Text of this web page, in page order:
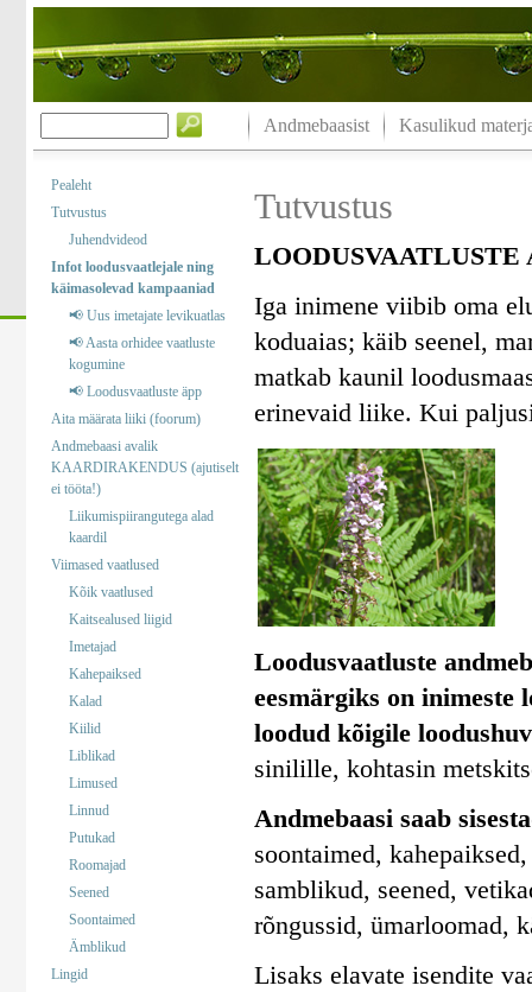
Andmebaasist Kasulikud
Pealeht
Tutvustus
Juhendvideod
Infot loodusvaatlejale ning
käimasolevad kampaaniad
📢 Uus imetajate levikuatlas
📢 Aasta orhidee vaatluste
kogumine
📢 Loodusvaatluste äpp
Aita määrata liiki (foorum)
Andmebaasi avalik
KAARDIRAKENDUS (ajutiselt
ei tööta!)
Liikumispiirangutega alad
kaardil
Viimased vaatlused
Kõik vaatlused
Kaitsealused liigid
Imetajad
Kahepaiksed
Kalad
Kiilid
Liblikad
Limused
Linnud
Putukad
Roomajad
Seened
Soontaimed
Ämblikud
Lingid
Tutvustus
LOODUSVAATLUSTE
Iga inimene viibib oma
koduaias; käib seenel,
matkab kaunil
erinevaid liike. Kui
Loodusvaatluste
eesmärgiks on inimeste
loodud kõigile
sinilille, kohtasin
Andmebaasi saab
soontaimed,
samblikud, seened,
rõngussid, ümarloomad,
Lisaks elavate isendite